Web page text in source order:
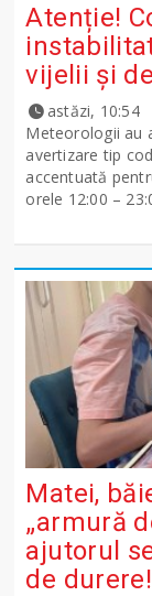
Atenție!
vijelii și
astăzi, 10:54
Meteorologii au
avertizare tip
accentuată
orele 12:00 –
Matei,
„armură
ajutorul
de durere!